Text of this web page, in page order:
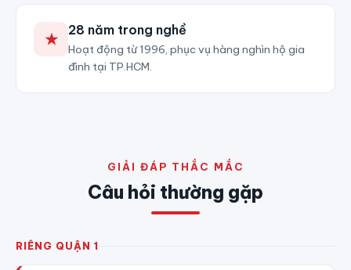
★ 28 năm trong nghề
Hoạt động từ 1996, phục vụ hàng nghìn hộ gia
đình tại TP.HCM.
GIẢI ĐÁP THẮC MẮC
Câu hỏi thường gặp
RIÊNG QUẬN 1